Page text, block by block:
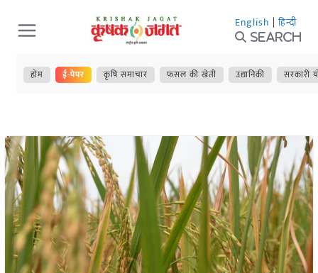
Skip
to
content
English | हिन्दी
Search
होम ई-पेपर कृषि समाचार फसल की खेती उद्यानिकी सरकारी